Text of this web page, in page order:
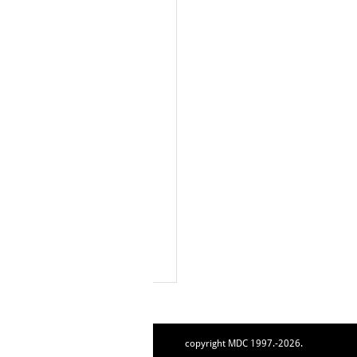
copyright MDC 1997.-2026.